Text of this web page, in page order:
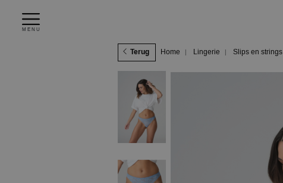
MENU
Terug Home Lingerie Slips en strings